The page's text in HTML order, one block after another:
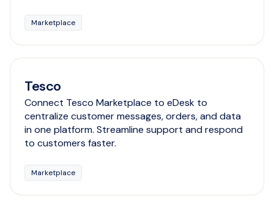
Marketplace
Tesco
Connect Tesco Marketplace to eDesk to
centralize customer messages, orders, and data
in one platform. Streamline support and respond
to customers faster.
Marketplace